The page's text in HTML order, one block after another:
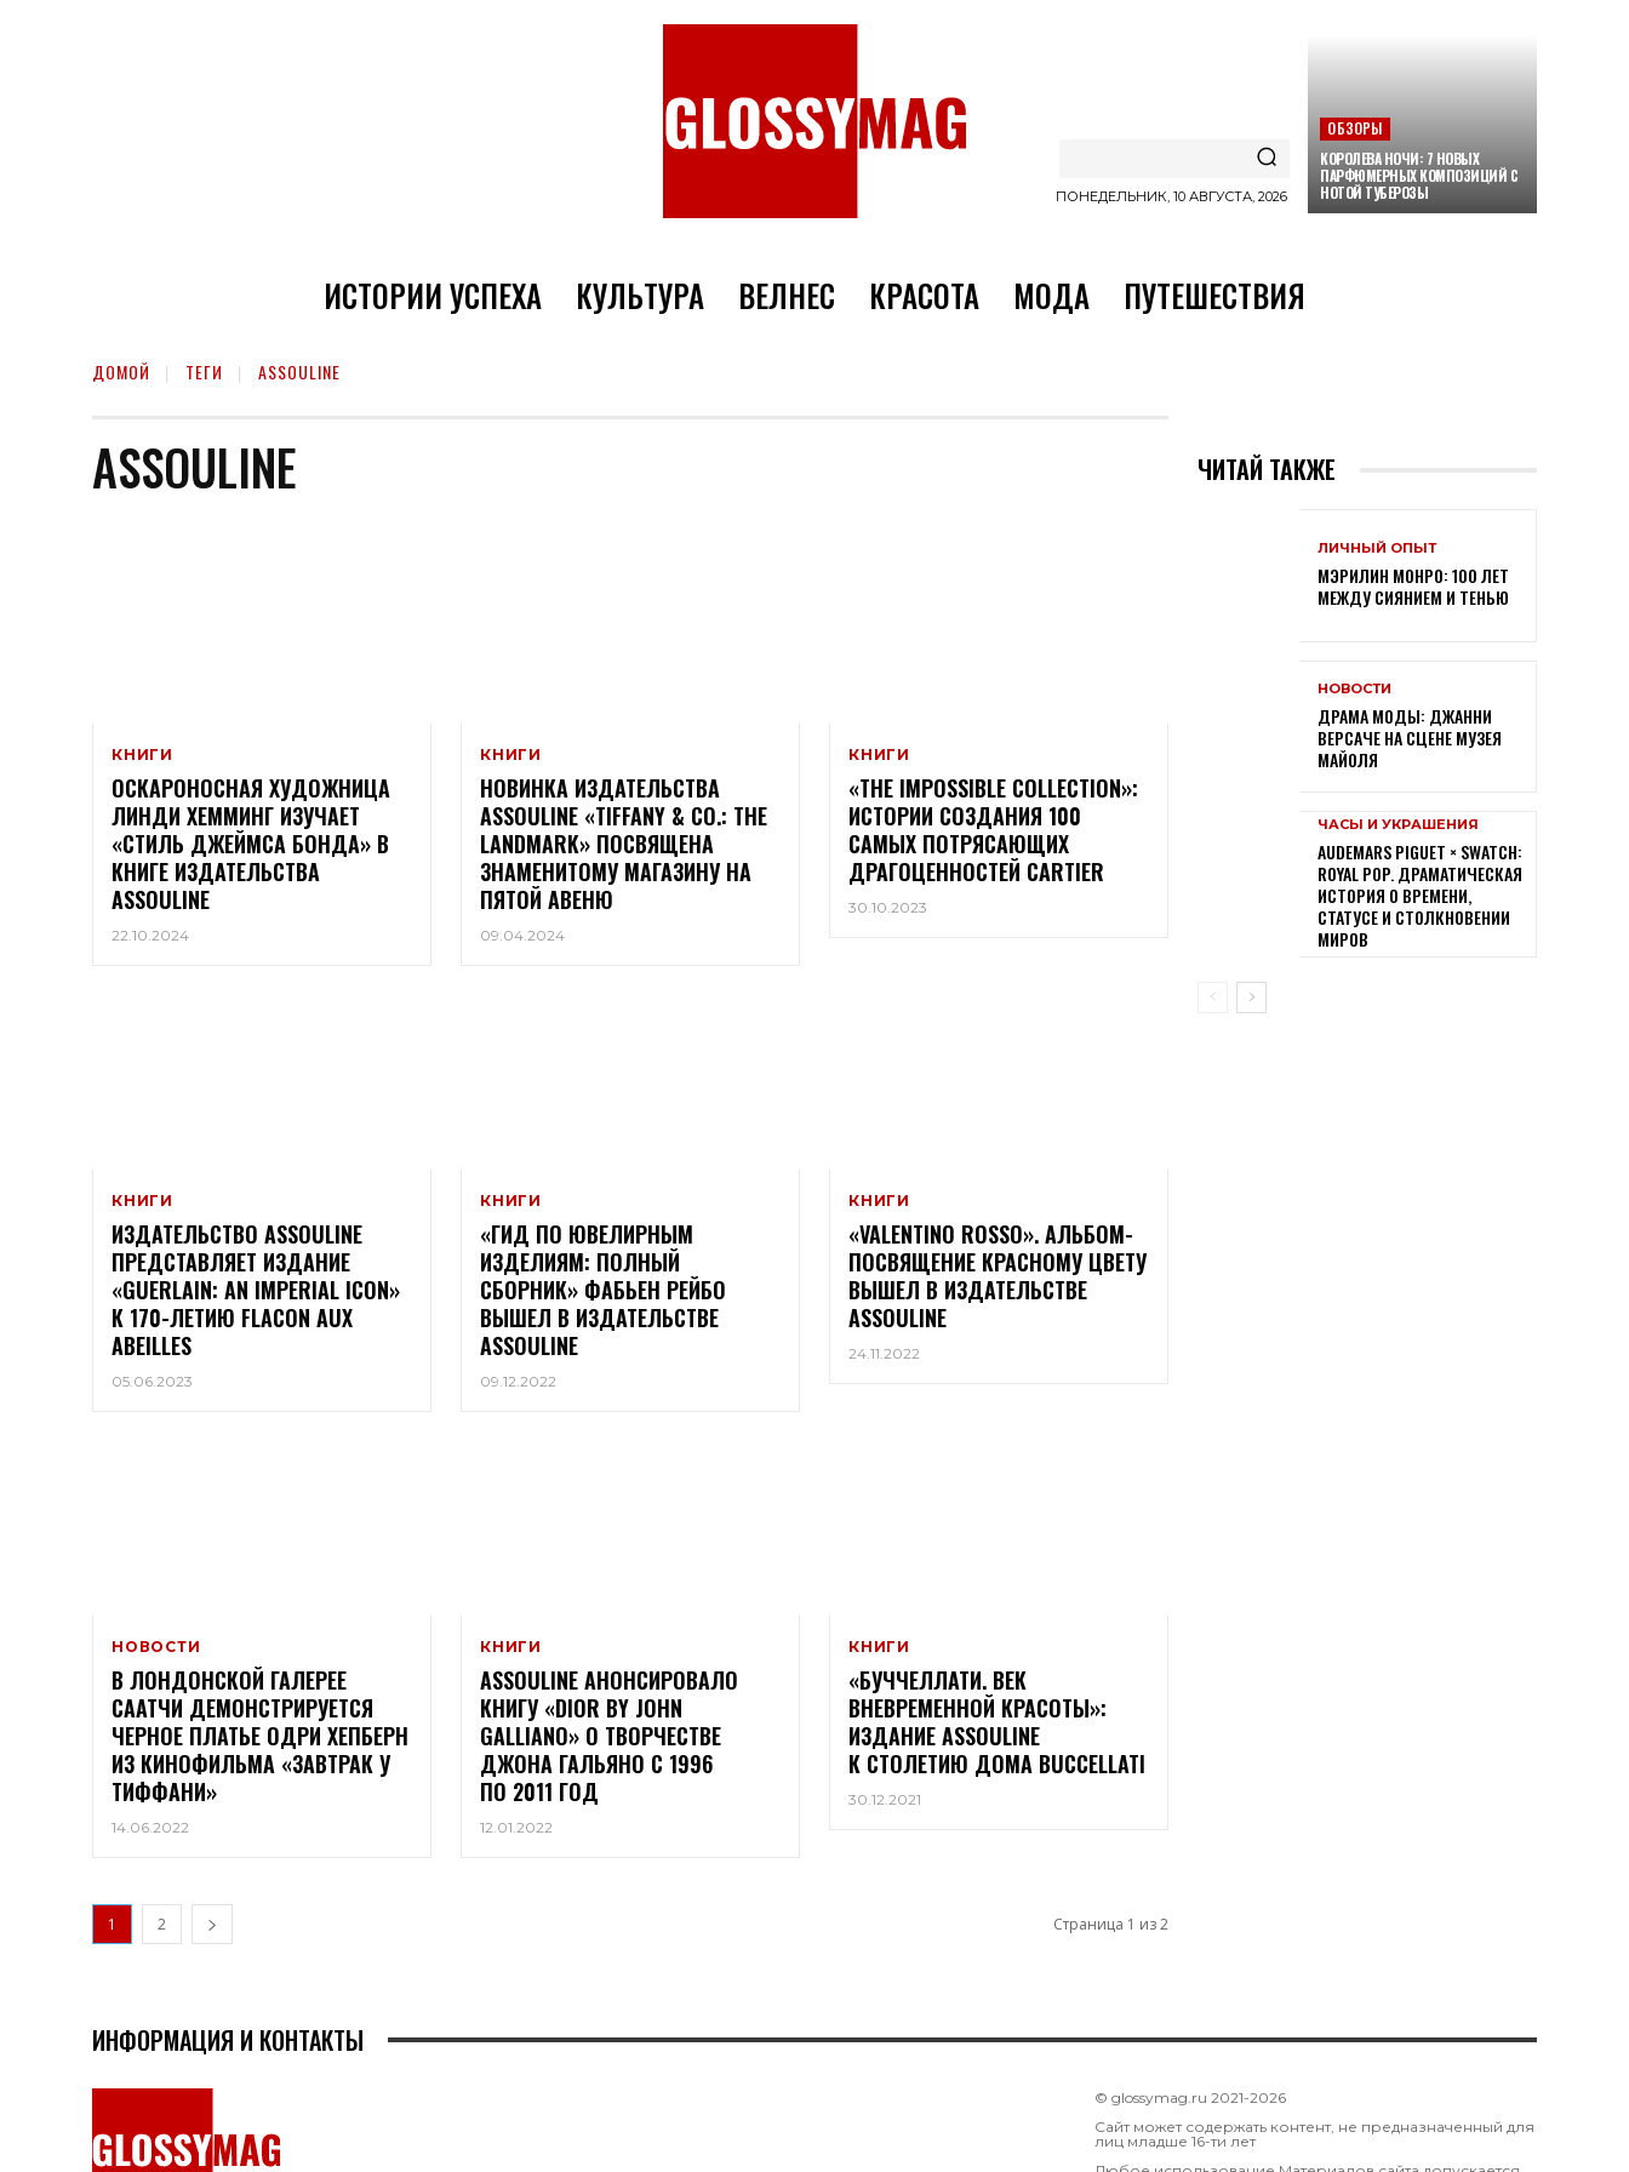
ПОНЕДЕЛЬНИК, 10 АВГУСТА, 2026
ОБЗОРЫ
КОРОЛЕВА НОЧИ: 7 НОВЫХ
ПАРФЮМЕРНЫХ КОМПОЗИЦИЙ С
НОТОЙ ТУБЕРОЗЫ
ИСТОРИИ УСПЕХА КУЛЬТУРА ВЕЛНЕС КРАСОТА МОДА ПУТЕШЕСТВИЯ
ДОМОЙ ТЕГИ ASSOULINE
ASSOULINE
КНИГИ
ОСКАРОНОСНАЯ ХУДОЖНИЦА
ЛИНДИ ХЕММИНГ ИЗУЧАЕТ
«СТИЛЬ ДЖЕЙМСА БОНДА» В
КНИГЕ ИЗДАТЕЛЬСТВА
ASSOULINE
22.10.2024
КНИГИ
НОВИНКА ИЗДАТЕЛЬСТВА
ASSOULINE «TIFFANY & CO.: THE
LANDMARK» ПОСВЯЩЕНА
ЗНАМЕНИТОМУ МАГАЗИНУ НА
ПЯТОЙ АВЕНЮ
09.04.2024
КНИГИ
«THE IMPOSSIBLE COLLECTION»:
ИСТОРИИ СОЗДАНИЯ 100
САМЫХ ПОТРЯСАЮЩИХ
ДРАГОЦЕННОСТЕЙ CARTIER
30.10.2023
КНИГИ
ИЗДАТЕЛЬСТВО ASSOULINE
ПРЕДСТАВЛЯЕТ ИЗДАНИЕ
«GUERLAIN: AN IMPERIAL ICON»
К 170-ЛЕТИЮ FLACON AUX
ABEILLES
05.06.2023
КНИГИ
«ГИД ПО ЮВЕЛИРНЫМ
ИЗДЕЛИЯМ: ПОЛНЫЙ
СБОРНИК» ФАБЬЕН РЕЙБО
ВЫШЕЛ В ИЗДАТЕЛЬСТВЕ
ASSOULINE
09.12.2022
КНИГИ
«VALENTINO ROSSO». АЛЬБОМ-
ПОСВЯЩЕНИЕ КРАСНОМУ ЦВЕТУ
ВЫШЕЛ В ИЗДАТЕЛЬСТВЕ
ASSOULINE
24.11.2022
НОВОСТИ
В ЛОНДОНСКОЙ ГАЛЕРЕЕ
СААТЧИ ДЕМОНСТРИРУЕТСЯ
ЧЕРНОЕ ПЛАТЬЕ ОДРИ ХЕПБЕРН
ИЗ КИНОФИЛЬМА «ЗАВТРАК У
ТИФФАНИ»
14.06.2022
КНИГИ
ASSOULINE АНОНСИРОВАЛО
КНИГУ «DIOR BY JOHN
GALLIANO» О ТВОРЧЕСТВЕ
ДЖОНА ГАЛЬЯНО С 1996
ПО 2011 ГОД
12.01.2022
КНИГИ
«БУЧЧЕЛЛАТИ. ВЕК
ВНЕВРЕМЕННОЙ КРАСОТЫ»:
ИЗДАНИЕ ASSOULINE
К СТОЛЕТИЮ ДОМА BUCCELLATI
30.12.2021
1 2 Страница 1 из 2
ЧИТАЙ ТАКЖЕ
ЛИЧНЫЙ ОПЫТ
МЭРИЛИН МОНРО: 100 ЛЕТ
МЕЖДУ СИЯНИЕМ И ТЕНЬЮ
НОВОСТИ
ДРАМА МОДЫ: ДЖАННИ
ВЕРСАЧЕ НА СЦЕНЕ МУЗЕЯ
МАЙОЛЯ
ЧАСЫ И УКРАШЕНИЯ
AUDEMARS PIGUET × SWATCH:
ROYAL POP. ДРАМАТИЧЕСКАЯ
ИСТОРИЯ О ВРЕМЕНИ,
СТАТУСЕ И СТОЛКНОВЕНИИ
МИРОВ
ИНФОРМАЦИЯ И КОНТАКТЫ
© glossymag.ru 2021-2026
Сайт может содержать контент, не предназначенный для
лиц младше 16-ти лет